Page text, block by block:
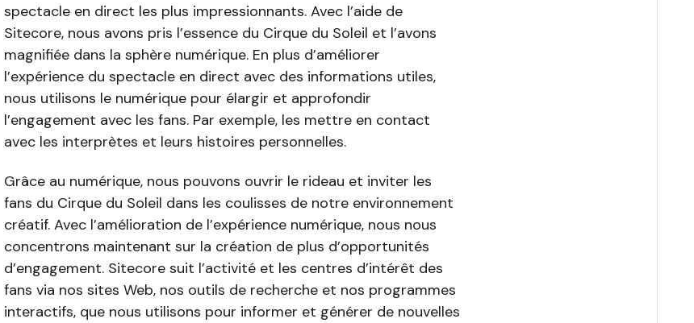
spectacle en direct les plus impressionnants. Avec l’aide de
Sitecore, nous avons pris l’essence du Cirque du Soleil et l’avons
magnifiée dans la sphère numérique. En plus d’améliorer
l’expérience du spectacle en direct avec des informations utiles,
nous utilisons le numérique pour élargir et approfondir
l’engagement avec les fans. Par exemple, les mettre en contact
avec les interprètes et leurs histoires personnelles.
Grâce au numérique, nous pouvons ouvrir le rideau et inviter les
fans du Cirque du Soleil dans les coulisses de notre environnement
créatif. Avec l’amélioration de l’expérience numérique, nous nous
concentrons maintenant sur la création de plus d’opportunités
d’engagement. Sitecore suit l’activité et les centres d’intérêt des
fans via nos sites Web, nos outils de recherche et nos programmes
interactifs, que nous utilisons pour informer et générer de nouvelles